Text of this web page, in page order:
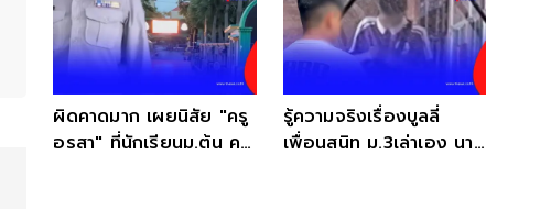
ผิดคาดมาก เผยนิสัย "ครู
อรสา" ที่นักเรียนม.ต้น คน
รู้ความจริงเรื่องบูลลี่
เพื่อนสนิท ม.3เล่าเอง นาที